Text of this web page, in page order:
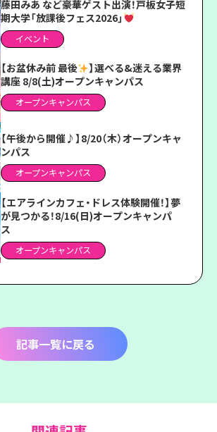
藤田みあ など豪華ゲスト出演！戸板女子短
期大学「放課後フェス2026」
イベント
【お盆休み前 最後
】選べる&迷える業界
講座 8/8(土)オープンキャンパス
オープンキャンパス
【午後から開催♪】8/20（木）オープンキャ
ンパス
オープンキャンパス
【エアラインカフェ・ドレス体験開催！】夢
が見つかる！8/16(日)オープンキャンパ
ス
オープンキャンパス
記事一覧に戻る